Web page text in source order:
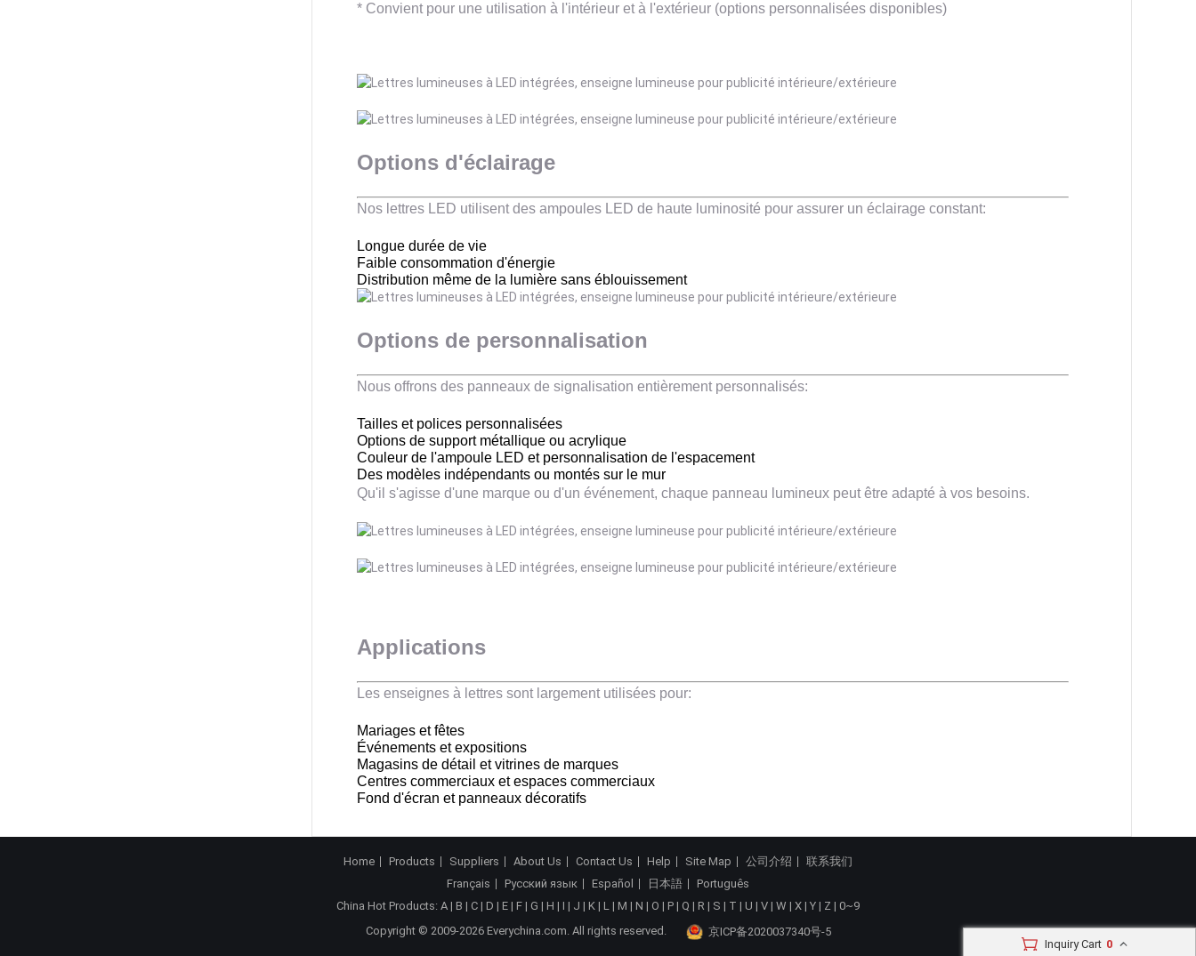
* Convient pour une utilisation à l'intérieur et à l'extérieur (options personnalisées disponibles)
Options d'éclairage
Nos lettres LED utilisent des ampoules LED de haute luminosité pour assurer un éclairage constant:
Longue durée de vie
Faible consommation d'énergie
Distribution même de la lumière sans éblouissement
Options de personnalisation
Nous offrons des panneaux de signalisation entièrement personnalisés:
Tailles et polices personnalisées
Options de support métallique ou acrylique
Couleur de l'ampoule LED et personnalisation de l'espacement
Des modèles indépendants ou montés sur le mur
Qu'il s'agisse d'une marque ou d'un événement, chaque panneau lumineux peut être adapté à vos besoins.
Applications
Les enseignes à lettres sont largement utilisées pour:
Mariages et fêtes
Événements et expositions
Magasins de détail et vitrines de marques
Centres commerciaux et espaces commerciaux
Fond d'écran et panneaux décoratifs
Inquiry Cart 0
Home Products Suppliers About Us Contact Us Help Site Map 公司介绍
联系我们
Français
Русский язык Español 日本語
Português
China Hot Products: A | B | C | D | E | F | G | H | I | J | K | L | M | N | O | P | Q | R | S | T | U | V | W | X | Y | Z | 0~9
Copyright © 2009-2026 Everychina.com. All rights reserved.
京ICP备2020037340号-5